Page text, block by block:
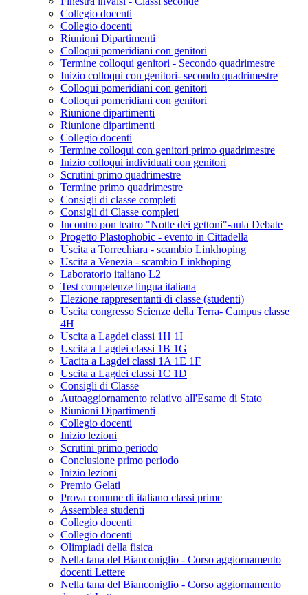
Collegio docenti
Collegio docenti
Riunioni Dipartimenti
Colloqui pomeridiani con genitori
Termine colloqui genitori - Secondo quadrimestre
Inizio colloqui con genitori- secondo quadrimestre
Colloqui pomeridiani con genitori
Colloqui pomeridiani con genitori
Riunione dipartimenti
Riunione dipartimenti
Collegio docenti
Termine colloqui con genitori primo quadrimestre
Inizio colloqui individuali con genitori
Scrutini primo quadrimestre
Termine primo quadrimestre
Consigli di classe completi
Consigli di Classe completi
Incontro pon teatro "Notte dei gettoni"-aula Debate
Progetto Plastophobic - evento in Cittadella
Uscita a Torrechiara - scambio Linkhoping
Uscita a Venezia - scambio Linkhoping
Laboratorio italiano L2
Test competenze lingua italiana
Elezione rappresentanti di classe (studenti)
Uscita congresso Scienze della Terra- Campus classe
4H
Uscita a Lagdei classi 1H 1I
Uscita a Lagdei classi 1B 1G
Uacita a Lagdei classi 1A 1E 1F
Uscita a Lagdei classi 1C 1D
Consigli di Classe
Autoaggiornamento relativo all'Esame di Stato
Riunioni Dipartimenti
Collegio docenti
Inizio lezioni
Scrutini primo periodo
Conclusione primo periodo
Inizio lezioni
Premio Gelati
Prova comune di italiano classi prime
Assemblea studenti
Collegio docenti
Collegio docenti
Olimpiadi della fisica
Nella tana del Bianconiglio - Corso aggiornamento
docenti Lettere
Nella tana del Bianconiglio - Corso aggiornamento